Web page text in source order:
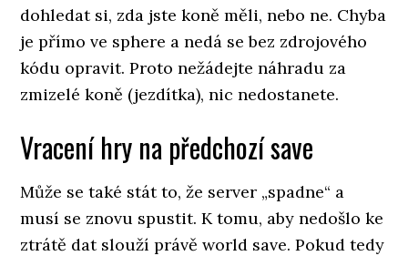
dohledat si, zda jste koně měli, nebo ne. Chyba
je přímo ve sphere a nedá se bez zdrojového
kódu opravit. Proto nežádejte náhradu za
zmizelé koně (jezdítka), nic nedostanete.
Vracení hry na předchozí save
Může se také stát to, že server „spadne“ a
musí se znovu spustit. K tomu, aby nedošlo ke
ztrátě dat slouží právě world save. Pokud tedy